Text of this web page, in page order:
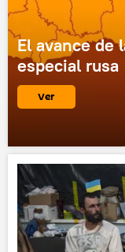
El avance de
especial rusa
Ver